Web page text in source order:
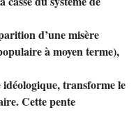
d’une misère
à moyen terme),
transforme le
Cette pente